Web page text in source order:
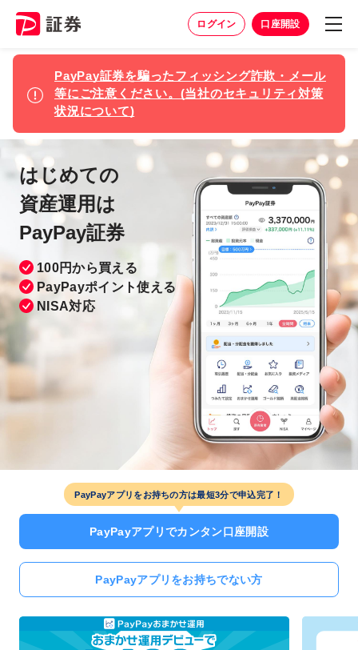
ログイン 口座開設
PayPay証券を騙ったフィッシング詐欺・メール
等にご注意ください。(当社のセキュリティ対策
状況について)
はじめての
資産運用は
PayPay証券
100円から買える
PayPayポイント使える
NISA対応
PayPayアプリをお持ちの方は最短3分で申込完了！
PayPayアプリでカンタン口座開設
PayPayアプリをお持ちでない方